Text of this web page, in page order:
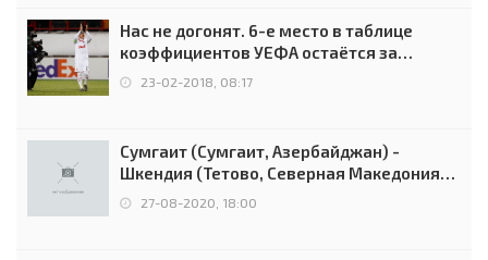
Нас не догонят. 6-е место в таблице
коэффициентов УЕФА остаётся за
Россией
23-02-2018, 08:17
Сумгаит (Сумгаит, Азербайджан) -
Шкендия (Тетово, Северная Македония) -
0:2 (0:0)
27-08-2020, 18:00